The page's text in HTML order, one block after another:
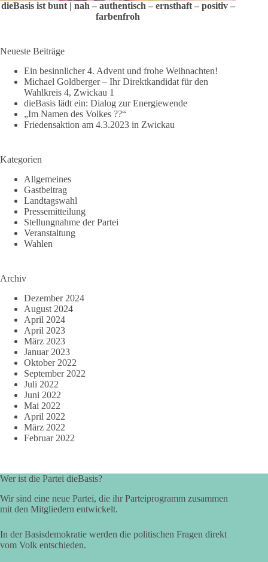
dieBasis ist bunt | nah – authentisch – ernsthaft – positiv –
farbenfroh
Neueste Beiträge
Ein besinnlicher 4. Advent und frohe Weihnachten!
Michael Goldberger – Ihr Direktkandidat für den
Wahlkreis 4, Zwickau 1
dieBasis lädt ein: Dialog zur Energiewende
„Im Namen des Volkes ??“
Friedensaktion am 4.3.2023 in Zwickau
Kategorien
Allgemeines
Gastbeitrag
Landtagswahl
Pressemitteilung
Stellungnahme der Partei
Veranstaltung
Wahlen
Archiv
Dezember 2024
August 2024
April 2024
April 2023
März 2023
Januar 2023
Oktober 2022
September 2022
Juli 2022
Juni 2022
Mai 2022
April 2022
März 2022
Februar 2022
Wer ist die Partei dieBasis?
Wir sind eine neue Partei, die ihr Parteiprogramm zusammen
mit den Mitgliedern entwickelt.
In der Basisdemokratie werden die politischen Fragen direkt
vom Volk entschieden.